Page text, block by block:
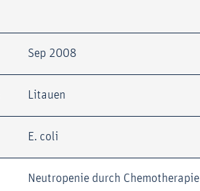
Sep 2008
Litauen
E. coli
Neutropenie durch Chemotherapie